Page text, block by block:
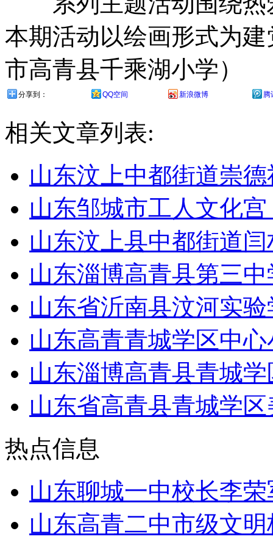
本期活动以绘画形式为
市高青县千乘湖小学）
分享到： QQ空间 新浪微博 腾
相关文章列表:
山东汶上中都街道崇
山东邹城市工人文化
山东汶上县中都街道
山东淄博高青县第三
山东省沂南县汶河实
山东高青青城学区中
山东淄博高青县青城
山东省高青县青城学
热点信息
山东聊城一中校长李
山东高青二中市级文